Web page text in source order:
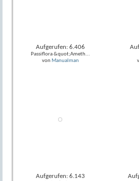
Aufgerufen: 6.406
Passiflora &quot;Ameth...
von Manualman
Aufgerufen: 6.143